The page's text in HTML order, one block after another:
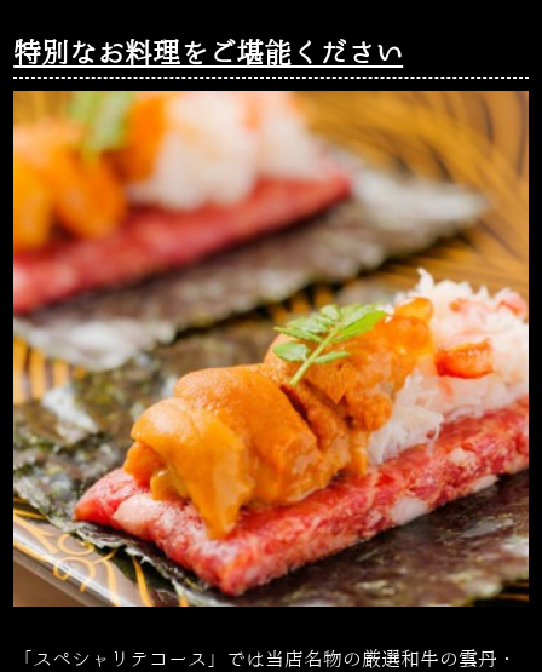
特別なお料理をご堪能ください
「スペシャリテコース」では当店名物の厳選和牛の雲丹・